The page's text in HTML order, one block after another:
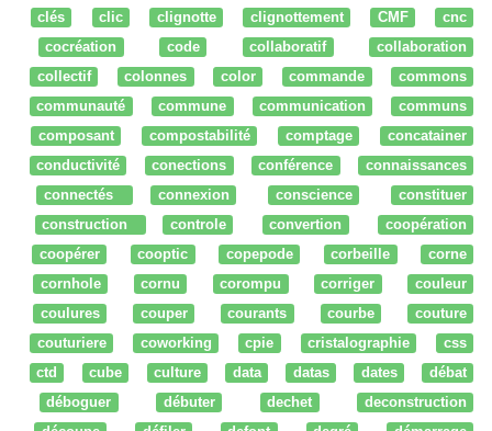
clés
clic clignotte clignottement CMF
cnc
cocréation
code collaboratif
collaboration
collectif
colonnes color commande
commons
communauté
commune communication
communs
composant
compostabilité comptage
concatainer
conductivité
conections conférence
connaissances
connectés
connexion conscience
constituer
construction
controle convertion
coopération
coopérer
cooptic copepode corbeille
corne
cornhole
cornu corompu corriger
couleur
coulures
couper courants courbe
couture
couturiere
coworking cpie cristalographie
css
ctd
cube culture data datas dates
débat
déboguer
débuter dechet
deconstruction